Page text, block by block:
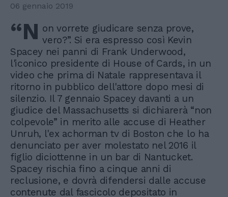
06 gennaio 2019
“N on vorrete giudicare senza prove,
vero?”. Si era espresso così Kevin
Spacey nei panni di Frank Underwood,
l'iconico presidente di House of Cards, in un
video che prima di Natale rappresentava il
ritorno in pubblico dell'attore dopo mesi di
silenzio. Il 7 gennaio Spacey davanti a un
giudice del Massachusetts si dichiarerà “non
colpevole” in merito alle accuse di Heather
Unruh, l'ex achorman tv di Boston che lo ha
denunciato per aver molestato nel 2016 il
figlio diciottenne in un bar di Nantucket.
Spacey rischia fino a cinque anni di
reclusione, e dovrà difendersi dalle accuse
contenute dal fascicolo depositato in